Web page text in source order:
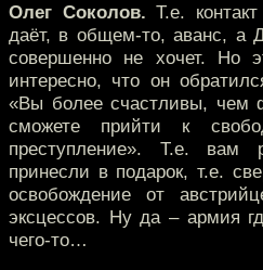
Олег Соколов. Т.е.
даёт, в общем-то, аванс, а
совершенно не хочет. Но
интересно, что он
«Вы более счастливы, чем
сможете прийти к
преступление». Т.е.
принесли в подарок, т.е.
освобождение от
эксцессов. Ну да – армия
чего-то…